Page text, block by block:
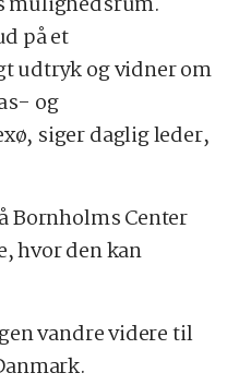
på et
udtryk og vidner om
og
siger daglig leder,
Bornholms Center
hvor den kan
vandre videre til